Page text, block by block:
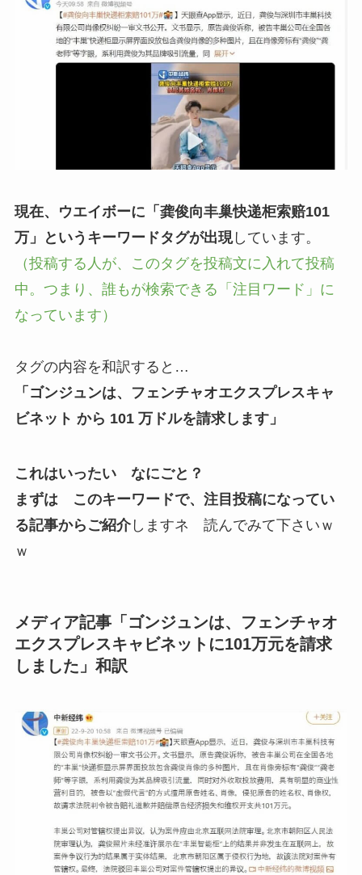
現在、ウエイボーに「龚俊向丰巢快递柜索赔101
万」というキーワードタグが出現しています。
（投稿する人が、このタグを投稿文に入れて投稿
中。つまり、誰もが検索できる「注目ワード」に
なっています）
タグの内容を和訳すると…
「ゴンジュンは、フェンチャオエクスプレスキャ
ビネット から 101 万ドルを請求します」
これはいったい なにごと？
まずは このキーワードで、注目投稿になってい
る記事からご紹介しますネ 読んでみて下さいｗ
ｗ
メディア記事「ゴンジュンは、フェンチャオ
エクスプレスキャビネットに101万元を請求
しました」和訳